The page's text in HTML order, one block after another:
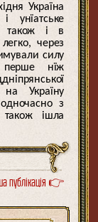
Україна
також і в
через
силу
перше нїж
Україну
з
також ішла
публікація 👉